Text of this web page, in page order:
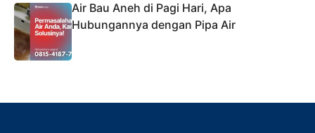
Air Bau Aneh di Pagi Hari, Apa
Hubungannya dengan Pipa Air